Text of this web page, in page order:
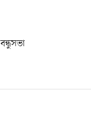
বন্ধুসভা